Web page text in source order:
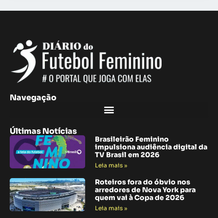
Navegação
Últimas Notícias
Brasileirão Feminino
impulsiona audiência digital da
TV Brasil em 2026
Leia mais »
Roteiros fora do óbvio nos
arredores de Nova York para
quem vai à Copa de 2026
Leia mais »